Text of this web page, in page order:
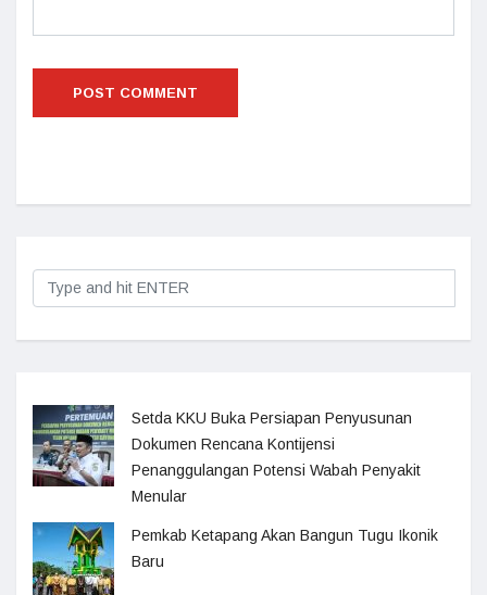
Setda KKU Buka Persiapan Penyusunan
Dokumen Rencana Kontijensi
Penanggulangan Potensi Wabah Penyakit
Menular
Pemkab Ketapang Akan Bangun Tugu Ikonik
Baru